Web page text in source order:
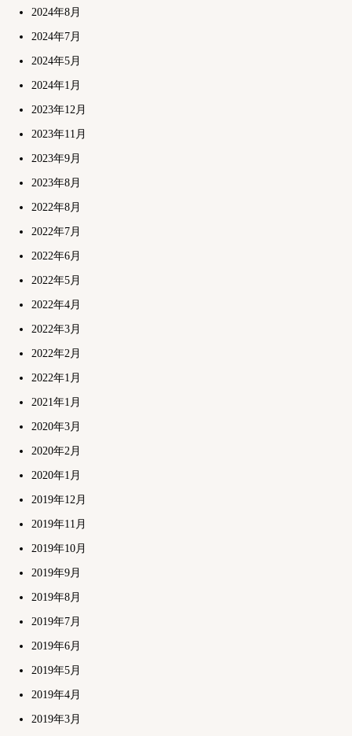
2024年8月
2024年7月
2024年5月
2024年1月
2023年12月
2023年11月
2023年9月
2023年8月
2022年8月
2022年7月
2022年6月
2022年5月
2022年4月
2022年3月
2022年2月
2022年1月
2021年1月
2020年3月
2020年2月
2020年1月
2019年12月
2019年11月
2019年10月
2019年9月
2019年8月
2019年7月
2019年6月
2019年5月
2019年4月
2019年3月